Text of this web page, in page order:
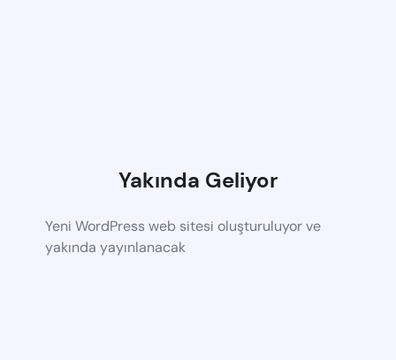
Yakında Geliyor
Yeni WordPress web sitesi oluşturuluyor ve
yakında yayınlanacak